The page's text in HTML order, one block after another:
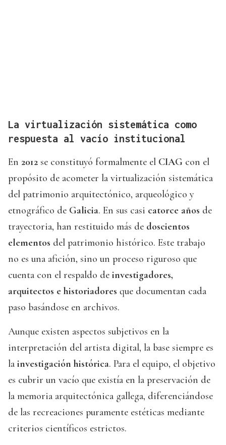
La virtualización sistemática como
respuesta al vacío institucional
En 2012 se constituyó formalmente el CIAG con el
propósito de acometer la virtualización sistemática
del patrimonio arquitectónico, arqueológico y
etnográfico de Galicia. En sus casi catorce años de
trayectoria, han restituido más de doscientos
elementos del patrimonio histórico. Este trabajo
no es una afición, sino un proceso riguroso que
cuenta con el respaldo de investigadores,
arquitectos e historiadores que documentan cada
paso basándose en archivos.
Aunque existen aspectos subjetivos en la
interpretación del artista digital, la base siempre es
la investigación histórica. Para el equipo, el objetivo
es cubrir un vacío que existía en la preservación de
la memoria arquitectónica gallega, diferenciándose
de las recreaciones puramente estéticas mediante
criterios científicos estrictos.